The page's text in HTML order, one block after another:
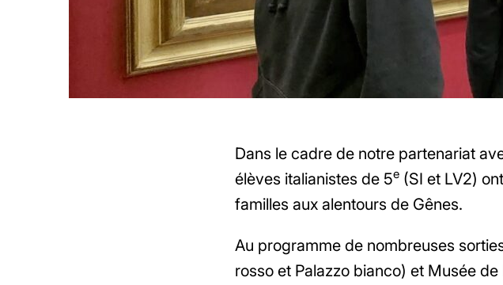
Dans le cadre de notre partenariat
élèves italianistes de 5e (SI et LV2)
familles aux alentours de Gênes.
Au programme de nombreuses
rosso et Palazzo bianco) et Musée